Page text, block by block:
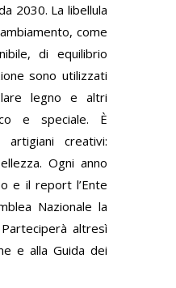
2030. La libellula
come
di equilibrio
sono utilizzati
legno e altri
e speciale. È
creativi:
Ogni anno
e il report l’Ente
Nazionale la
Parteciperà altresì
e alla Guida dei